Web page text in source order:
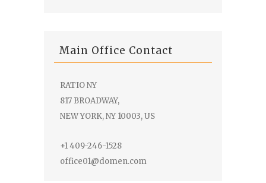
Main Office Contact
RATIO NY
817 BROADWAY,
NEW YORK, NY 10003, US
+1 409-246-1528
office01@domen.com